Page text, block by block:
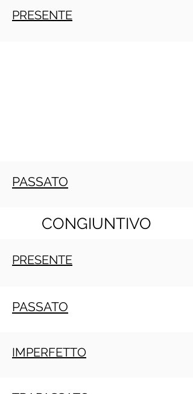
PRESENTE
PASSATO
CONGIUNTIVO
PRESENTE
PASSATO
IMPERFETTO